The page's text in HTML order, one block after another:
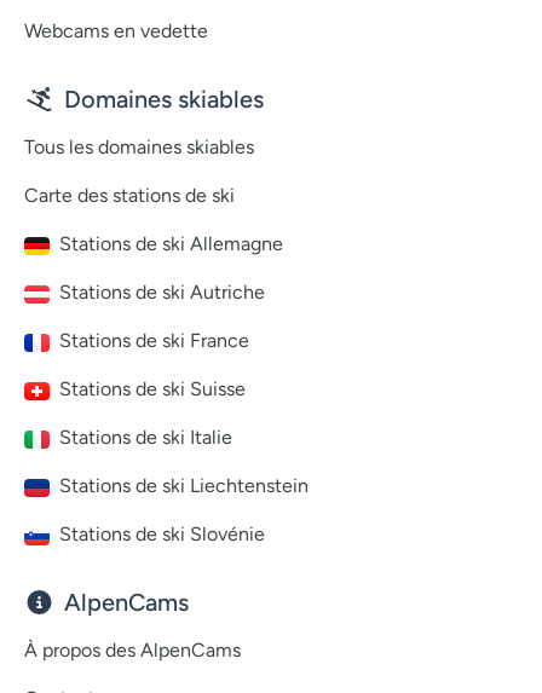
Webcams en vedette
Domaines skiables
Tous les domaines skiables
Carte des stations de ski
Stations de ski Allemagne
Stations de ski Autriche
Stations de ski France
Stations de ski Suisse
Stations de ski Italie
Stations de ski Liechtenstein
Stations de ski Slovénie
AlpenCams
À propos des AlpenCams